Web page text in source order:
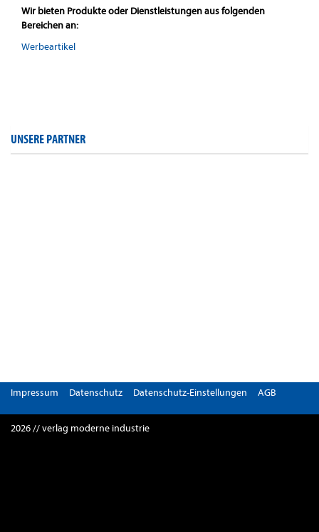
Wir bieten Produkte oder Dienstleistungen aus folgenden
Bereichen an:
Werbeartikel
UNSERE PARTNER
Impressum Datenschutz Datenschutz-Einstellungen AGB
2026 // verlag moderne industrie